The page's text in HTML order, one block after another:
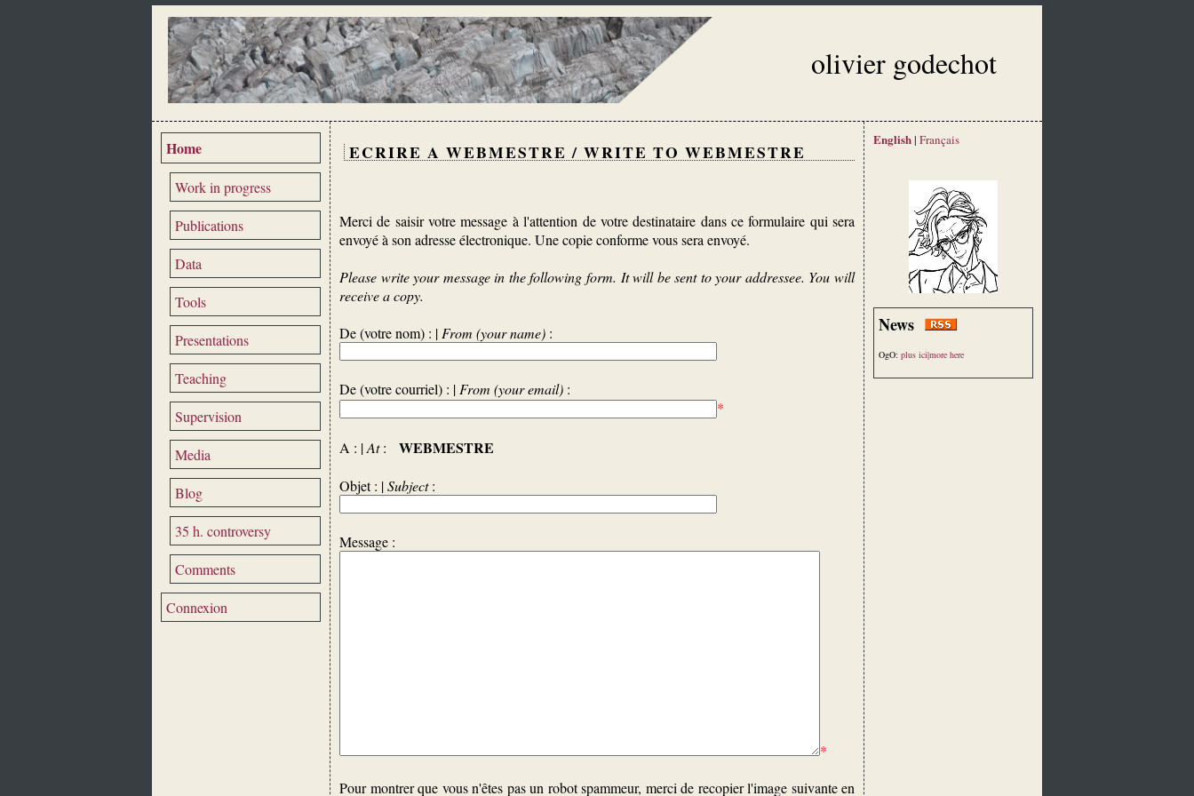
olivier godechot
Home
Work in progress
Publications
Data
Tools
Presentations
Teaching
Supervision
Media
Blog
35 h. controversy
Comments
Connexion
ECRIRE A WEBMESTRE / WRITE TO WEBMESTRE
Merci de saisir votre message à l'attention de votre destinataire dans ce formulaire qui sera
envoyé à son adresse électronique. Une copie conforme vous sera envoyé.
Please write your message in the following form. It will be sent to your addressee. You will
receive a copy.
De (votre nom) : | From (your name) :
De (votre courriel) : | From (your email) :
*
A : |At: WEBMESTRE
Objet : |Subject:
Message :
*
Pour montrer que vous n'êtes pas un robot spammeur, merci de recopier l'image suivante en
English| Français
News
OgO: plus ici|more here